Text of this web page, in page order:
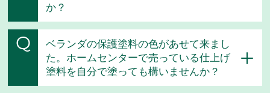
か？
Q
ベランダの保護塗料の色があせて来まし
た。ホームセンターで売っている仕上げ
塗料を自分で塗っても構いませんか？